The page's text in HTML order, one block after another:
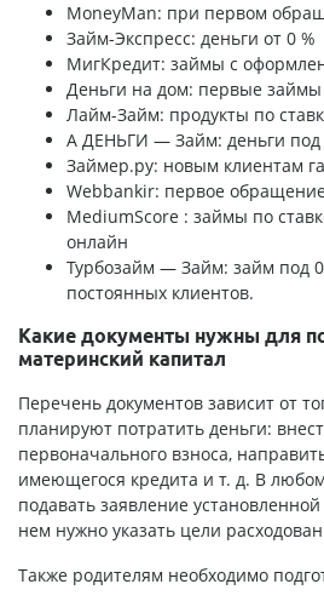
MoneyMan: при первом
Займ-Экспресс: деньги от 0 %
МигКредит: займы с
Деньги на дом: первые займы
Лайм-Займ: продукты по
А ДЕНЬГИ — Займ: деньги под
Займер.ру: новым клиентам
Webbankir: первое
MediumScore : займы по
онлайн
Турбозайм — Займ: займ под
постоянных клиентов.
Какие документы нужны для
материнский капитал
Перечень документов зависит от
планируют потратить деньги:
первоначального взноса,
имеющегося кредита и т. д. В
подавать заявление
нем нужно указать цели
Также родителям необходимо